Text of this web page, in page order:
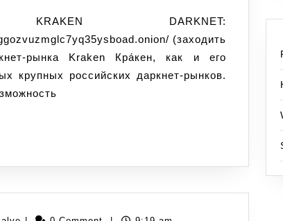
(заходить
рынка Kraken Кра́кен, как и его
крупных российских даркнет-рынков.